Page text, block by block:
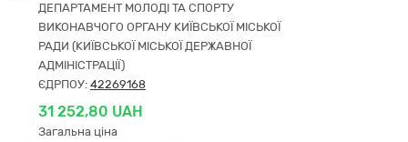
ДЕПАРТАМЕНТ МОЛОДІ ТА СПОРТУ
ВИКОНАВЧОГО ОРГАНУ КИЇВСЬКОЇ МІСЬКОЇ
РАДИ (КИЇВСЬКОЇ МІСЬКОЇ ДЕРЖАВНОЇ
АДМІНІСТРАЦІЇ)
ЄДРПОУ: 42269168
31 252,80 UAH
Загальна ціна